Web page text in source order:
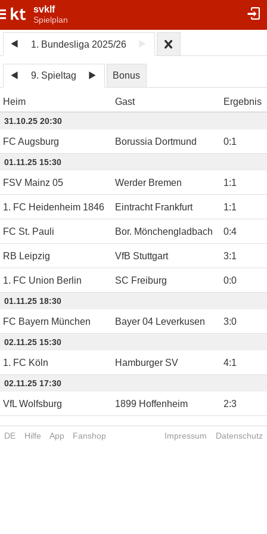
svklf
Spielplan
1. Bundesliga 2025/26
9. Spieltag Bonus
Heim Gast Ergebnis
31.10.25 20:30
FC Augsburg Borussia Dortmund 0:1
01.11.25 15:30
FSV Mainz 05 Werder Bremen 1:1
1. FC Heidenheim 1846 Eintracht Frankfurt 1:1
FC St. Pauli Bor. Mönchengladbach 0:4
RB Leipzig VfB Stuttgart 3:1
1. FC Union Berlin SC Freiburg 0:0
01.11.25 18:30
FC Bayern München Bayer 04 Leverkusen 3:0
02.11.25 15:30
1. FC Köln Hamburger SV 4:1
02.11.25 17:30
VfL Wolfsburg 1899 Hoffenheim 2:3
DE Hilfe App Fanshop Impressum Datenschutz